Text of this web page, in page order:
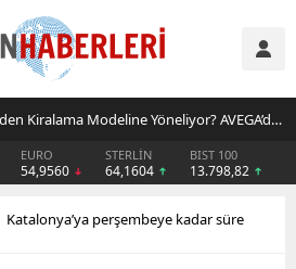
İşletmeler Neden Kiralama Modeline Yöneliyor? AVEGA’dan Esnek Temizlik Çözümü
EURO
54,9560
STERLİN
64,1604
BIST 100
13.798,82
Katalonya’ya perşembeye kadar süre